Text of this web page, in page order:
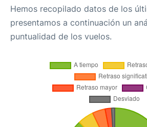
Hemos recopilado datos de los
presentamos a continuación un
puntualidad de los vuelos.